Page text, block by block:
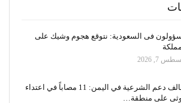
فى السعودية: نتوقع هجوم وشيك على
7, 2026
تحالف دعم الشرعية في اليمن: 11 مصاباً في اعتداء
على منطقة…